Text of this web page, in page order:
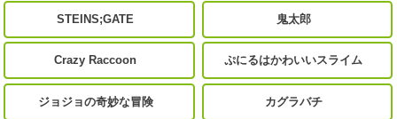
STEINS;GATE 鬼太郎
Crazy Raccoon ぷにるはかわいいスライム
ジョジョの奇妙な冒険 カグラバチ